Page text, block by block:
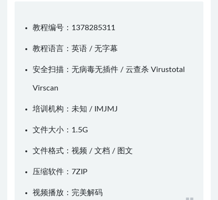
教程编号：1378285311
教程语言：英语 / 无字幕
安全扫描：无病毒无插件 / 云查杀 Virustotal
Virscan
培训机构：未知 / IMJMJ
文件大小：1.5G
文件格式：视频 / 文档 / 图文
压缩软件： 7ZIP
视频播放： 完美解码